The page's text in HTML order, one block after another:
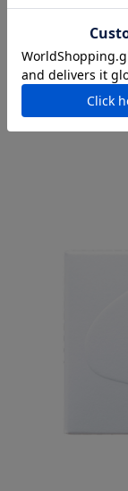
『Sufu（スフ）』
心が「浮遊」する
「素（す）」と